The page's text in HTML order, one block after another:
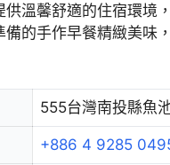
溫馨舒適的住宿環
的手作早餐精緻美味
555台灣南投縣魚
+886 4 9285